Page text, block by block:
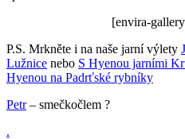
[envira-
P.S. Mrkněte i na naše jarní výlety
Lužnice nebo S Hyenou jarními
Hyenou na Padrťské rybníky
Petr– smečkočlem ?
.